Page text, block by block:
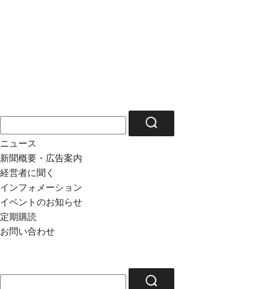
ニュース
新聞概要・広告案内
経営者に聞く
インフォメーション
イベントのお知らせ
定期購読
お問い合わせ